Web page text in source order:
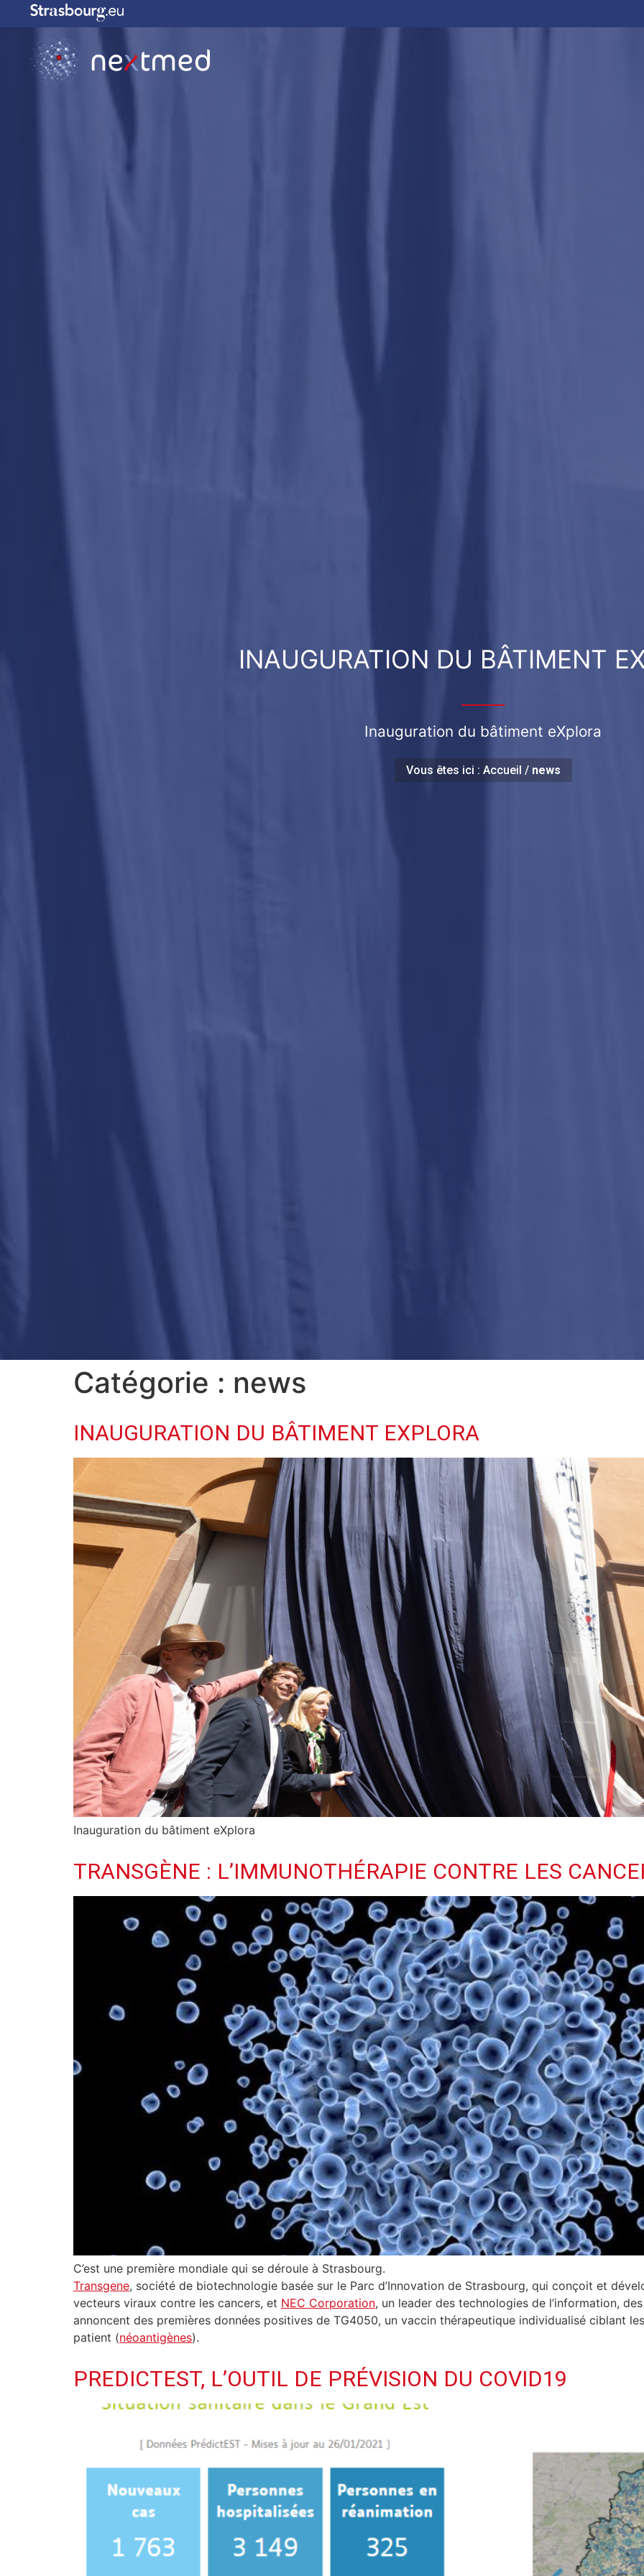
INAUGURATION DU BÂTIMENT
Inauguration du bâtiment eXplora
Vous êtes ici : Accueil / news
Catégorie : news
INAUGURATION DU BÂTIMENT EXPLORA
Inauguration du bâtiment eXplora
TRANSGÈNE : L’IMMUNOTHÉRAPIE CONTRE LES
C’est une première mondiale qui se déroule à Strasbourg.
Transgene, société de biotechnologie basée sur le Parc d’Innovation de Strasbourg, qui conçoit et
vecteurs viraux contre les cancers, et NEC Corporation, un leader des technologies de l’information,
annoncent des premières données positives de TG4050, un vaccin thérapeutique individualisé ciblant
patient (néoantigènes).
PREDICTEST, L’OUTIL DE PRÉVISION DU COVID19